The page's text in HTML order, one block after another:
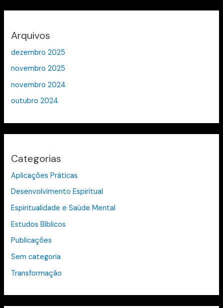
Arquivos
dezembro 2025
novembro 2025
novembro 2024
outubro 2024
Categorias
Aplicações Práticas
Desenvolvimento Espiritual
Espiritualidade e Saúde Mental
Estudos Bíblicos
Publicações
Sem categoria
Transformação